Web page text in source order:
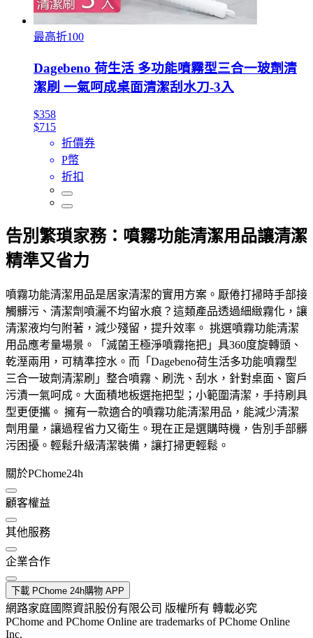
最高折100
Dagebeno 荷生活 多功能噴霧型三合一玻劑清
潔刷 一氣呵成桌面清潔刮水刀-3入
$358
$715
折價券
P幣
折扣
告別繁瑣家務：噴霧功能清潔用品讓清潔
精準又省力
噴霧功能清潔用品是居家清潔的實用方案。厭倦打掃時手部接
觸髒污、清潔劑噴灑不均留水痕？這類產品透過細緻霧化，讓
清潔液均勻附著，減少殘留，提升效率。 挑選噴霧功能清潔
用品應考量場景。「滅菌王極淨噴霧拖把」具360度旋轉頭、
乾溼兩用，可精準控水。而「Dagebeno荷生活多功能噴霧型
三合一玻劑清潔刷」整合噴霧、刷洗、刮水，針對桌面、窗戶
污漬一氣呵成。大面積地板選拖把型；小範圍清潔，手持刷具
型更便攜。 擁有一款適合的噴霧功能清潔用品，能減少清潔
劑用量，讓過程省力又衛生。現在正是選購時機，告別手部髒
污困擾。輕鬆升級清潔裝備，讓打掃更輕鬆。
關於PChome24h
顧客權益
其他服務
企業合作
下載 PChome 24h購物 APP
網路家庭國際資訊股份有限公司 版權所有 轉載必究
PChome and PChome Online are trademarks of PChome Online
Inc.